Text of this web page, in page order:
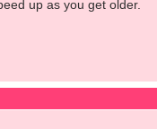
up as you get older.